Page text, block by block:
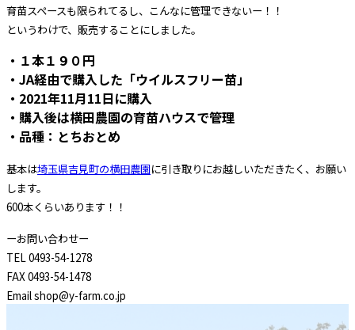
育苗スペースも限られてるし、こんなに管理できないー！！
というわけで、販売することにしました。
・１本１９０円
・JA経由で購入した「ウイルスフリー苗」
・2021年11月11日に購入
・購入後は横田農園の育苗ハウスで管理
・品種：とちおとめ
基本は埼玉県吉見町の横田農園に引き取りにお越しいただきたく、お願い
します。
600本くらいあります！！
ーお問い合わせー
TEL 0493-54-1278
FAX 0493-54-1478
Email shop@y-farm.co.jp